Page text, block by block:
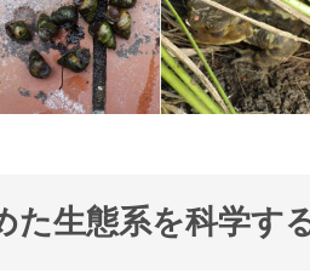
た生態系を科学す